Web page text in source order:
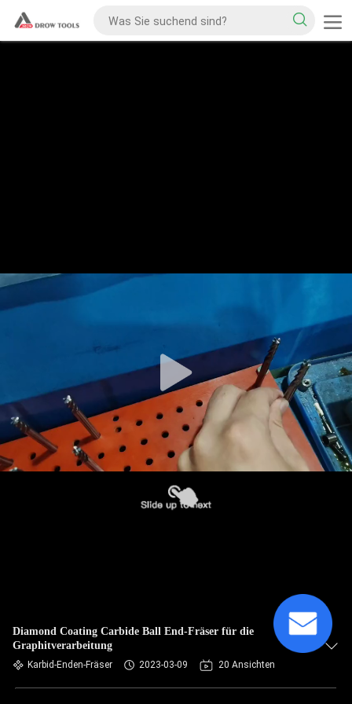
Diamond Coating Carbide Ball End-Fräser für die
Graphitverarbeitung
Karbid-Enden-Fräser 2023-03-09 20 Ansichten